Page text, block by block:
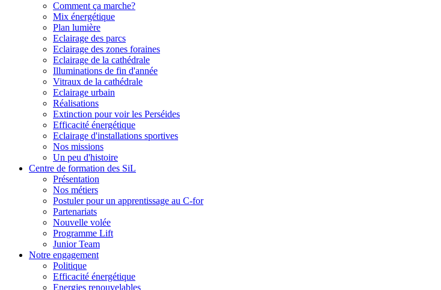
Comment ça marche?
Mix énergétique
Plan lumière
Eclairage des parcs
Eclairage des zones foraines
Eclairage de la cathédrale
Illuminations de fin d'année
Vitraux de la cathédrale
Eclairage urbain
Réalisations
Extinction pour voir les Perséides
Efficacité énergétique
Eclairage d'installations sportives
Nos missions
Un peu d'histoire
Centre de formation des SiL
Présentation
Nos métiers
Postuler pour un apprentissage au C-for
Partenariats
Nouvelle volée
Programme Lift
Junior Team
Notre engagement
Politique
Efficacité énergétique
Energies renouvelables